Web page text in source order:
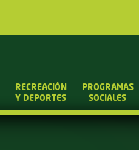
RECREACIÓN
Y DEPORTES
PROGRAMAS
SOCIALES